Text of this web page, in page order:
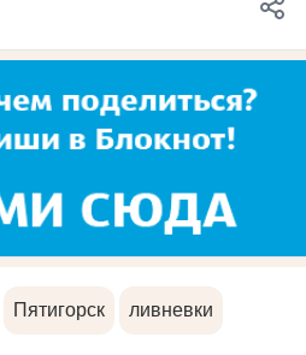
Пятигорск ливневки